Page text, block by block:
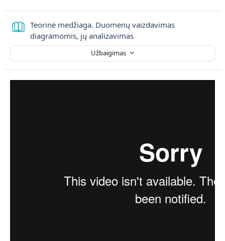
Teorinė medžiaga. Duomenų vaizdavimas
diagramomis, jų analizavimasKnyga
Užbaigimas